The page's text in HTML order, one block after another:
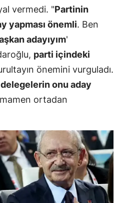
vermedi. "Partinin
yapması önemli. Ben
adayıyım'
parti içindeki
önemini vurguladı.
delegelerin onu aday
ortadan